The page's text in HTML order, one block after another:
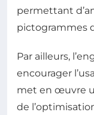
permettant
pictogrammes
Par ailleurs,
encourager
met en œuvre
de